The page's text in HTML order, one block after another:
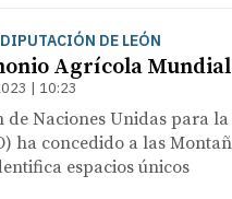
DE LEÓN
Agrícola Mundial
| 10:23
de Naciones Unidas para
ha concedido a las
espacios únicos